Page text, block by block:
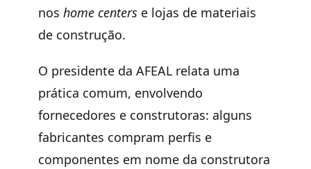
nos home centers e lojas de materiais
de construção.
O presidente da AFEAL relata uma
prática comum, envolvendo
fornecedores e construtoras: alguns
fabricantes compram perfis e
componentes em nome da construtora